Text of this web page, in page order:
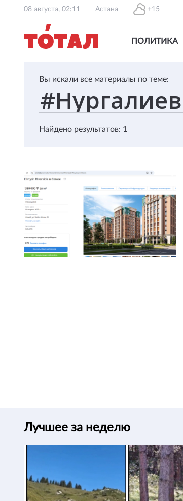
08 августа, 02:11 Астана +15
ПОЛИТИКА
Вы искали все материалы по теме:
Найдено результатов: 1
Лучшее за неделю